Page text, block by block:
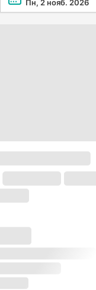
Пн, 2 нояб. 2026